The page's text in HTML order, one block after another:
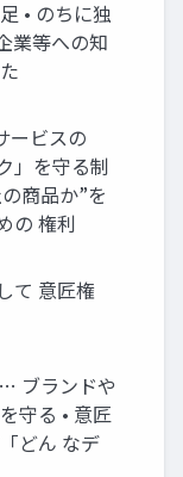
• のちに独
業等への知
ービスの
」を守る制
商品か”を
の 権利
て 意匠権
ブランドや
守る • 意匠
どん なデ